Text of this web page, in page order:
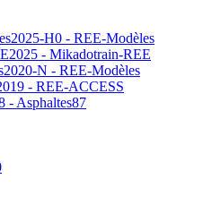
2025-H0 - REE-Modèles
2025 - Mikadotrain-REE
2020-N - REE-Modèles
- REE-ACCESS
- Asphaltes87